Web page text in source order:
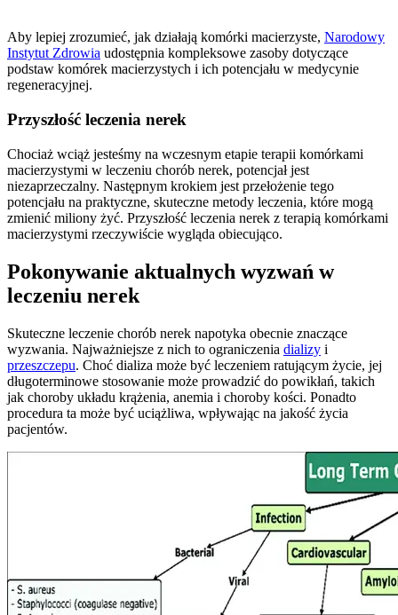
Aby lepiej zrozumieć, jak działają komórki macierzyste, Narodowy
Instytut Zdrowia udostępnia kompleksowe zasoby dotyczące
podstaw komórek macierzystych i ich potencjału w medycynie
regeneracyjnej.
Przyszłość leczenia nerek
Chociaż wciąż jesteśmy na wczesnym etapie terapii komórkami
macierzystymi w leczeniu chorób nerek, potencjał jest
niezaprzeczalny. Następnym krokiem jest przełożenie tego
potencjału na praktyczne, skuteczne metody leczenia, które mogą
zmienić miliony żyć. Przyszłość leczenia nerek z terapią komórkami
macierzystymi rzeczywiście wygląda obiecująco.
Pokonywanie aktualnych wyzwań w
leczeniu nerek
Skuteczne leczenie chorób nerek napotyka obecnie znaczące
wyzwania. Najważniejsze z nich to ograniczenia dializy i
przeszczepu. Choć dializa może być leczeniem ratującym życie, jej
długoterminowe stosowanie może prowadzić do powikłań, takich
jak choroby układu krążenia, anemia i choroby kości. Ponadto
procedura ta może być uciążliwa, wpływając na jakość życia
pacjentów.